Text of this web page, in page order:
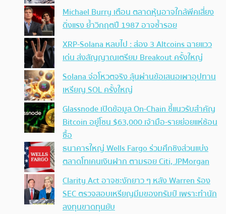
Michael Burry เตือน ตลาดหุ้นอาจใกล้พีคเสี่ยง
ดิ่งแรง ย้ำวิกฤตปี 1987 อาจซ้ำรอย
XRP-Solana หลบไป : ส่อง 3 Altcoins ฉายแวว
เด่น ส่งสัญญาณเตรียม Breakout ครั้งใหญ่
Solana จ่อโหวตจริง ลุ้นผ่านข้อเสนอเผาอุปทาน
เหรียญ SOL ครั้งใหญ่
Glassnode เปิดข้อมูล On-Chain ชี้แนวรับสำคัญ
Bitcoin อยู่โซน $63,000 เจ้ามือ-รายย่อยแห่ช้อน
ซื้อ
ธนาคารใหญ่ Wells Fargo ร่วมศึกชิงส่วนแบ่ง
ตลาดโทเคนเงินฝาก ตามรอย Citi, JPMorgan
Clarity Act อาจชะงักยาว ๆ หลัง Warren ร้อง
SEC ตรวจสอบเหรียญมีมของทรัมป์ เพราะทำนัก
ลงทุนขาดทุนยับ